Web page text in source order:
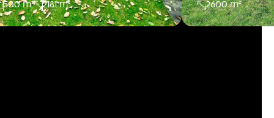
500 m² 2181 m² 2600 m²